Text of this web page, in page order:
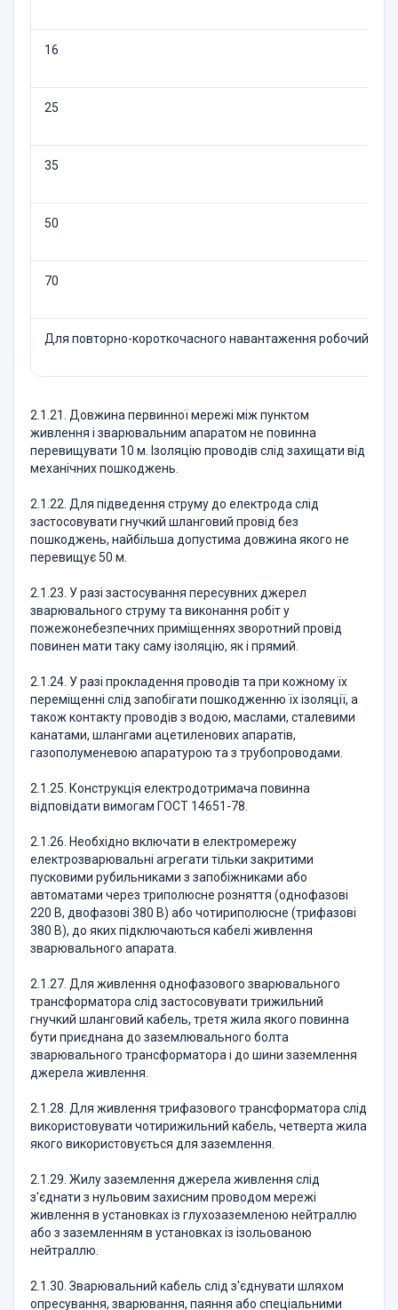
16
25
35
50
70
Для повторно-короткочасного навантаження робочий час
2.1.21. Довжина первинної мережі між пунктом
живлення і зварювальним апаратом не повинна
перевищувати 10 м. Ізоляцію проводів слід захищати від
механічних пошкоджень.
2.1.22. Для підведення струму до електрода слід
застосовувати гнучкий шланговий провід без
пошкоджень, найбільша допустима довжина якого не
перевищує 50 м.
2.1.23. У разі застосування пересувних джерел
зварювального струму та виконання робіт у
пожежонебезпечних приміщеннях зворотний провід
повинен мати таку саму ізоляцію, як і прямий.
2.1.24. У разі прокладення проводів та при кожному їх
переміщенні слід запобігати пошкодженню їх ізоляції, а
також контакту проводів з водою, маслами, сталевими
канатами, шлангами ацетиленових апаратів,
газополуменевою апаратурою та з трубопроводами.
2.1.25. Конструкція електродотримача повинна
відповідати вимогам ГОСТ 14651-78.
2.1.26. Необхідно включати в електромережу
електрозварювальні агрегати тільки закритими
пусковими рубильниками з запобіжниками або
автоматами через триполюсне розняття (однофазові
220 В, двофазові 380 В) або чотириполюсне (трифазові
380 В), до яких підключаються кабелі живлення
зварювального апарата.
2.1.27. Для живлення однофазового зварювального
трансформатора слід застосовувати трижильний
гнучкий шланговий кабель, третя жила якого повинна
бути приєднана до заземлювального болта
зварювального трансформатора і до шини заземлення
джерела живлення.
2.1.28. Для живлення трифазового трансформатора слід
використовувати чотирижильний кабель, четверта жила
якого використовується для заземлення.
2.1.29. Жилу заземлення джерела живлення слід
з'єднати з нульовим захисним проводом мережі
живлення в установках із глухозаземленою нейтраллю
або з заземленням в установках із ізольованою
нейтраллю.
2.1.30. Зварювальний кабель слід з'єднувати шляхом
опресування, зварювання, паяння або спеціальними